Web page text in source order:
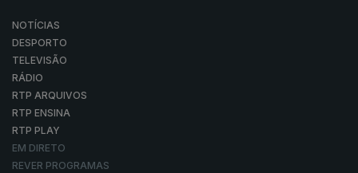
NOTÍCIAS
DESPORTO
TELEVISÃO
RÁDIO
RTP ARQUIVOS
RTP ENSINA
RTP PLAY
EM DIRETO
REVER PROGRAMAS